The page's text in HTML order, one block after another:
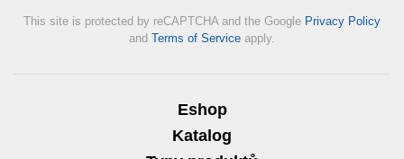
This site is protected by reCAPTCHA and the Google Privacy Policy
and Terms of Service apply.
Eshop
Katalog